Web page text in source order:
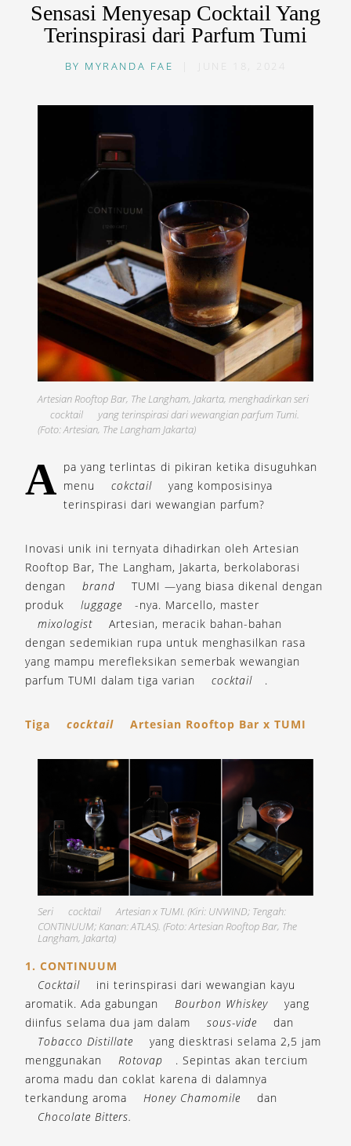
Sensasi Menyesap Cocktail Yang
Terinspirasi dari Parfum Tumi
BY MYRANDA FAE JUNE 18, 2024
Artesian Rooftop Bar, The Langham, Jakarta, menghadirkan seri
cocktail
yang terinspirasi dari wewangian parfum Tumi.
(Foto: Artesian, The Langham Jakarta)
A pa yang terlintas di pikiran ketika disuguhkan
menu
cokctail
yang komposisinya
terinspirasi dari wewangian parfum?
Inovasi unik ini ternyata dihadirkan oleh Artesian
Rooftop Bar, The Langham, Jakarta, berkolaborasi
dengan
brand
TUMI —yang biasa dikenal dengan
produk
luggage
-nya. Marcello, master
mixologist
Artesian, meracik bahan-bahan
dengan sedemikian rupa untuk menghasilkan rasa
yang mampu merefleksikan semerbak wewangian
parfum TUMI dalam tiga varian
cocktail .
Tiga cocktail Artesian Rooftop Bar x TUMI
Seri cocktail
Artesian x TUMI. (Kiri: UNWIND; Tengah:
CONTINUUM; Kanan: ATLAS). (Foto: Artesian Rooftop Bar, The
Langham, Jakarta)
1. CONTINUUM
Cocktail
ini terinspirasi dari wewangian kayu
aromatik. Ada gabungan
Bourbon Whiskey
yang
diinfus selama dua jam dalam
sous-vide
dan
Tobacco Distillate
yang diesktrasi selama 2,5 jam
menggunakan
Rotovap
. Sepintas akan tercium
aroma madu dan coklat karena di dalamnya
terkandung aroma
Honey Chamomile
dan
Chocolate Bitters.